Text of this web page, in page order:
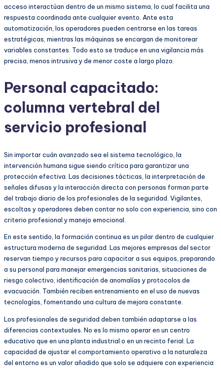
acceso interactúan dentro de un mismo sistema, lo cual facilita una
respuesta coordinada ante cualquier evento. Ante esta
automatización, los operadores pueden centrarse en las tareas
estratégicas, mientras las máquinas se encargan de monitorear
variables constantes. Todo esto se traduce en una vigilancia más
precisa, menos intrusiva y de menor coste a largo plazo.
Personal capacitado:
columna vertebral del
servicio profesional
Sin importar cuán avanzado sea el sistema tecnológico, la
intervención humana sigue siendo crítica para garantizar una
protección efectiva. Las decisiones tácticas, la interpretación de
señales difusas y la interacción directa con personas forman parte
del trabajo diario de los profesionales de la seguridad. Vigilantes,
escoltas y operadores deben contar no solo con experiencia, sino con
criterio profesional y manejo emocional.
En este sentido, la formación continua es un pilar dentro de cualquier
estructura moderna de seguridad. Las mejores empresas del sector
reservan tiempo y recursos para capacitar a sus equipos, preparando
a su personal para manejar emergencias sanitarias, situaciones de
riesgo colectivo, identificación de anomalías y protocolos de
evacuación. También reciben entrenamiento en el uso de nuevas
tecnologías, fomentando una cultura de mejora constante.
Los profesionales de seguridad deben también adaptarse a las
diferencias contextuales. No es lo mismo operar en un centro
educativo que en una planta industrial o en un recinto ferial. La
capacidad de ajustar el comportamiento operativo a la naturaleza
del entorno es un valor añadido que solo se adquiere con experiencia